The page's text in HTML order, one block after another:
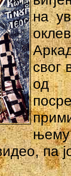
на
свог
од
њему
па